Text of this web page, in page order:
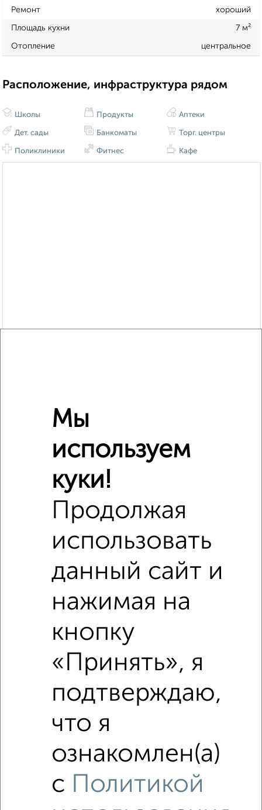
Ремонт хороший
Площадь кухни 7 м²
Отопление центральное
Расположение, инфраструктура рядом
Школы
Дет. сады
Поликлиники
Продукты
Банкоматы
Фитнес
Аптеки
Торг. центры
Кафе
1‑комнатные квартиры недалеко от Чехова 2
Рядом, с меньшей ценой
Недалеко от Чехова 2 с ценой ниже
Мы
используем
куки!
Продолжая
использовать
данный сайт и
нажимая на
кнопку
«Принять», я
подтверждаю,
что я
ознакомлен(а)
с Политикой